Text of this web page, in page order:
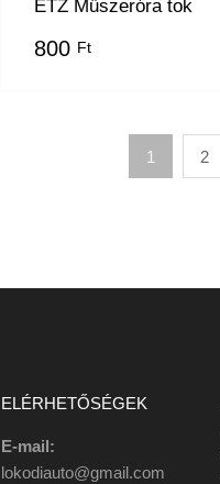
ETZ Műszeróra tok
800 Ft
1 2
ELÉRHETŐSÉGEK
E-mail:
lokodiauto@gmail.com